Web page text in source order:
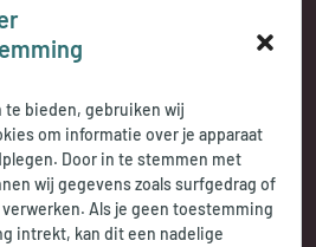
te bieden, gebruiken wij
om informatie over je apparaat
Door in te stemmen met
wij gegevens zoals surfgedrag of
Als je geen toestemming
intrekt, kan dit een nadelige